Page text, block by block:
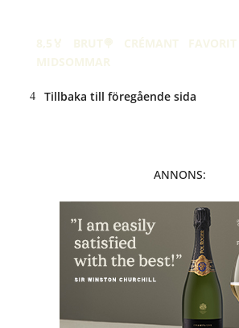
8,5🏅 BRUT🍭 CRÉMANT FAVORIT
MIDSOMMAR
Tillbaka till föregående sida
ANNONS: